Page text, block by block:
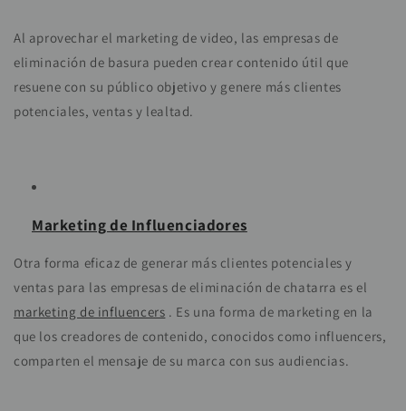
Al aprovechar el marketing de video, las empresas de
eliminación de basura pueden crear contenido útil que
resuene con su público objetivo y genere más clientes
potenciales, ventas y lealtad.
Marketing de Influenciadores
Otra forma eficaz de generar más clientes potenciales y
ventas para las empresas de eliminación de chatarra es el
marketing de influencers . Es una forma de marketing en la
que los creadores de contenido, conocidos como influencers,
comparten el mensaje de su marca con sus audiencias.